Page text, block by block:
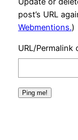
post’s URL
Webmentions.)
URL/